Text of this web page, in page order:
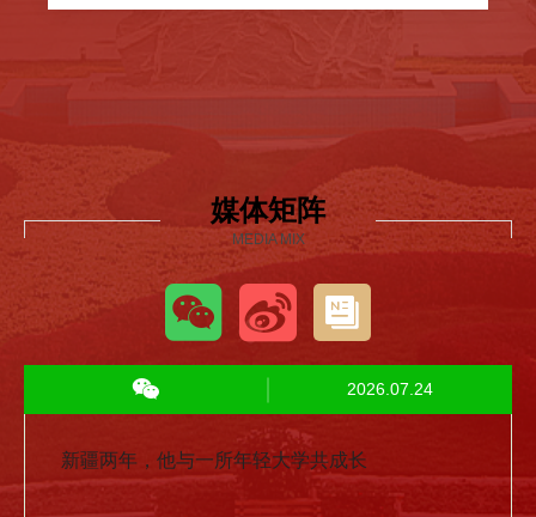
媒体矩阵
MEDIA MIX
2026.07.24
新疆两年，他与一所年轻大学共成长